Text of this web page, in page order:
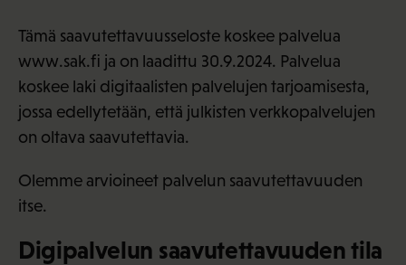
Tämä saavutettavuusseloste koskee palvelua
www.sak.fi ja on laadittu 30.9.2024. Palvelua
koskee laki digitaalisten palvelujen tarjoamisesta,
jossa edellytetään, että julkisten verkkopalvelujen
on oltava saavutettavia.
Olemme arvioineet palvelun saavutettavuuden
itse.
Digipalvelun saavutettavuuden tila